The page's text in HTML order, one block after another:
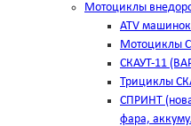
Мотоциклы
ATV
Мотоциклы
СКАУТ-11
Трициклы
СПРИНТ
фара,